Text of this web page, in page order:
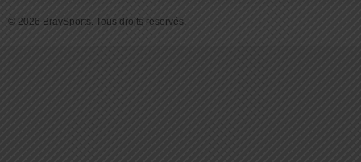
© 2026 BraySports. Tous droits reservés.